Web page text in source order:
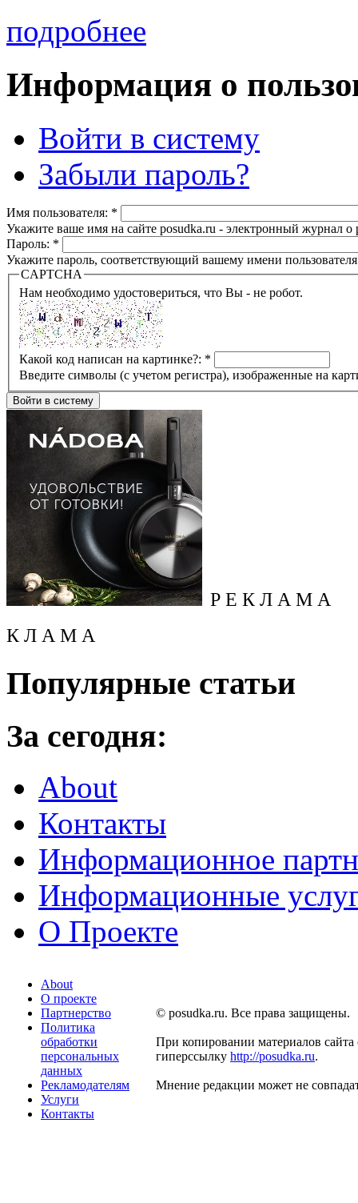
подробнее
Информация о
Войти в систему
Забыли пароль?
Имя пользователя: *
Укажите ваше имя на сайте posudka.ru - электронный журнал
Пароль: *
Укажите пароль, соответствующий вашему имени
CAPTCHA
Нам необходимо удостовериться, что Вы - не робот.
Какой код написан на картинке?: *
Введите символы (с учетом регистра), изображенные на
Р Е К Л А М А
К Л А М А
Популярные статьи
За сегодня:
About
Контакты
Информационное
Информационные
О Проекте
About
О проекте
Партнерство
Политика
обработки
персональных
данных
Рекламодателям
Услуги
Контакты
© posudka.ru. Все права защищены.
При копировании материалов сайта
гиперссылку http://posudka.ru.
Мнение редакции может не